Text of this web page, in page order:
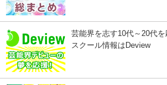
芸能界を志す10代～20代
スクール情報はDeview